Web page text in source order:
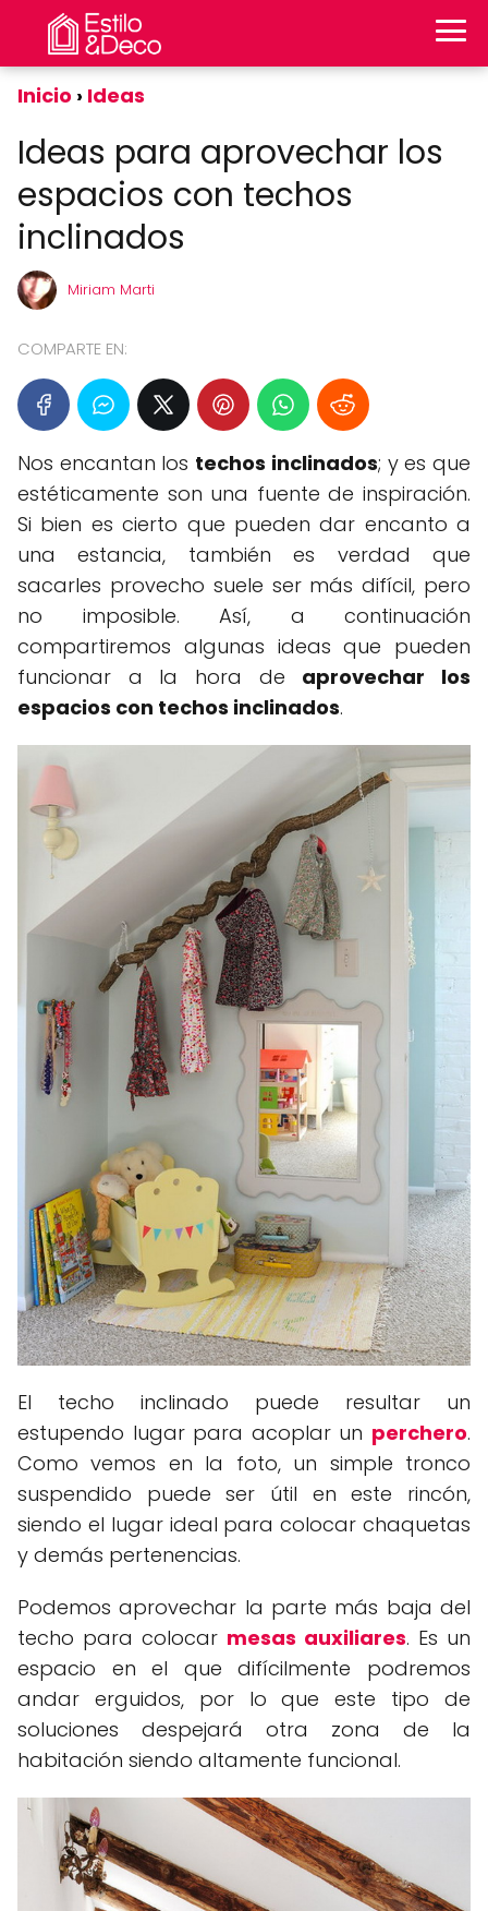
Inicio Ideas
Ideas para aprovechar los
espacios con techos
inclinados
Miriam Marti
COMPARTE EN:
Nos encantan los techos inclinados; y es que
estéticamente son una fuente de inspiración.
Si bien es cierto que pueden dar encanto a
una estancia, también es verdad que
sacarles provecho suele ser más difícil, pero
no imposible. Así, a continuación
compartiremos algunas ideas que pueden
funcionar a la hora de aprovechar los
espacios con techos inclinados.
El techo inclinado puede resultar un
estupendo lugar para acoplar un perchero.
Como vemos en la foto, un simple tronco
suspendido puede ser útil en este rincón,
siendo el lugar ideal para colocar chaquetas
y demás pertenencias.
Podemos aprovechar la parte más baja del
techo para colocar mesas auxiliares. Es un
espacio en el que difícilmente podremos
andar erguidos, por lo que este tipo de
soluciones despejará otra zona de la
habitación siendo altamente funcional.